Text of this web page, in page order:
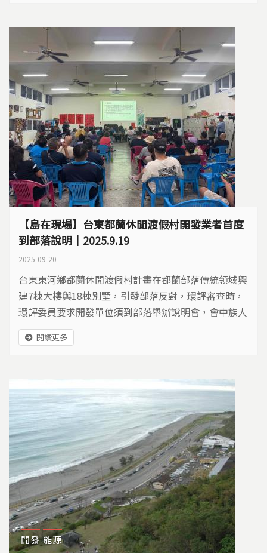
【島在現場】台東都蘭休閒渡假村開發業者首度
到部落說明｜2025.9.19
2025-09-20
台東東河鄉都蘭休閒渡假村計畫在都蘭部落傳統領域興
建7棟大樓與18棟別墅，引發部落反對，環評審查時，
環評委員要求開發單位須到部落舉辦說明會，會中族人
提及對用水、道路及文化的憂心，並質疑工作機會是否
能惠及部落......
閱讀更多
開發 能源